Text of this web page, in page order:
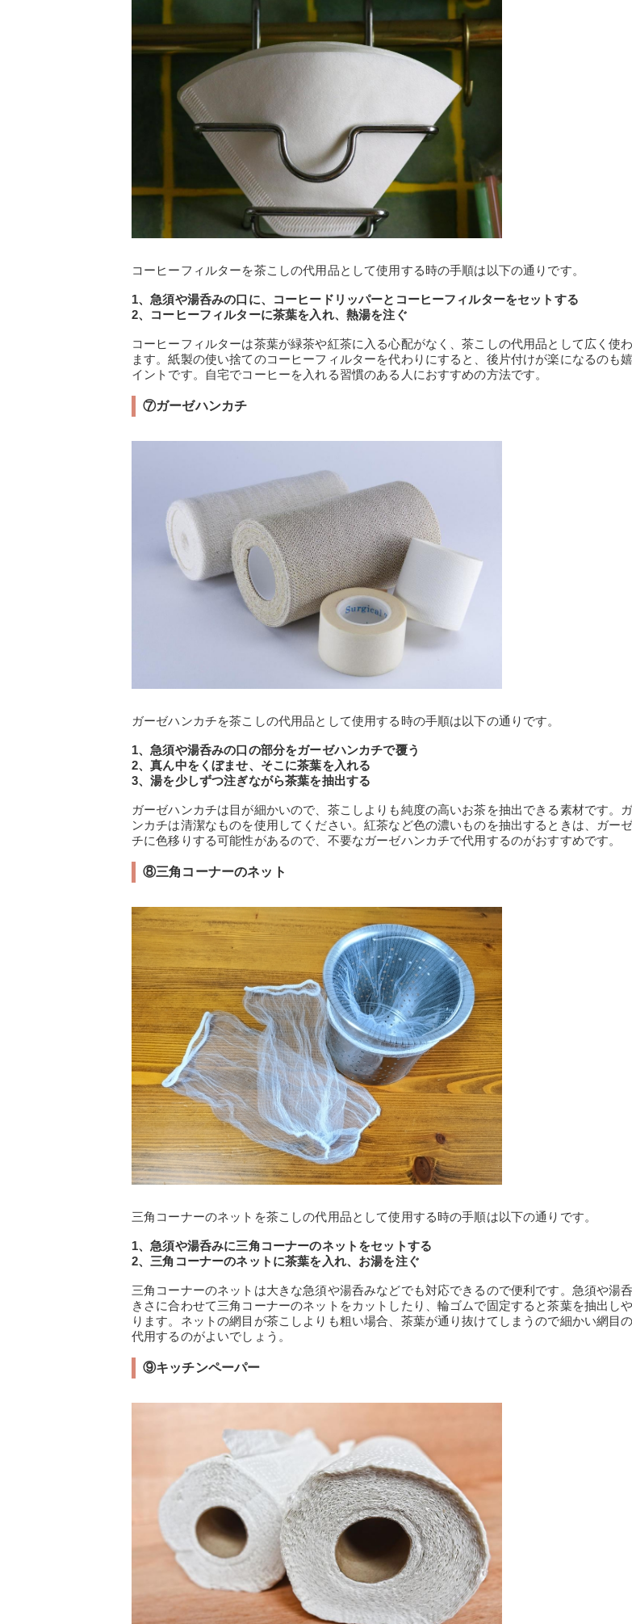
コーヒーフィルターを茶こしの代用品として使用する時の手順は以下の通りです。
1、急須や湯呑みの口に、コーヒードリッパーとコーヒーフィルターをセットする
2、コーヒーフィルターに茶葉を入れ、熱湯を注ぐ
コーヒーフィルターは茶葉が緑茶や紅茶に入る心配がなく、茶こしの代用品として広く使
ます。紙製の使い捨てのコーヒーフィルターを代わりにすると、後片付けが楽になるのも
イントです。自宅でコーヒーを入れる習慣のある人におすすめの方法です。
⑦ガーゼハンカチ
ガーゼハンカチを茶こしの代用品として使用する時の手順は以下の通りです。
1、急須や湯呑みの口の部分をガーゼハンカチで覆う
2、真ん中をくぼませ、そこに茶葉を入れる
3、湯を少しずつ注ぎながら茶葉を抽出する
ガーゼハンカチは目が細かいので、茶こしよりも純度の高いお茶を抽出できる素材です。
ンカチは清潔なものを使用してください。紅茶など色の濃いものを抽出するときは、ガー
チに色移りする可能性があるので、不要なガーゼハンカチで代用するのがおすすめです。
⑧三角コーナーのネット
三角コーナーのネットを茶こしの代用品として使用する時の手順は以下の通りです。
1、急須や湯呑みに三角コーナーのネットをセットする
2、三角コーナーのネットに茶葉を入れ、お湯を注ぐ
三角コーナーのネットは大きな急須や湯呑みなどでも対応できるので便利です。急須や湯
きさに合わせて三角コーナーのネットをカットしたり、輪ゴムで固定すると茶葉を抽出し
ります。ネットの網目が茶こしよりも粗い場合、茶葉が通り抜けてしまうので細かい網目
代用するのがよいでしょう。
⑨キッチンペーパー